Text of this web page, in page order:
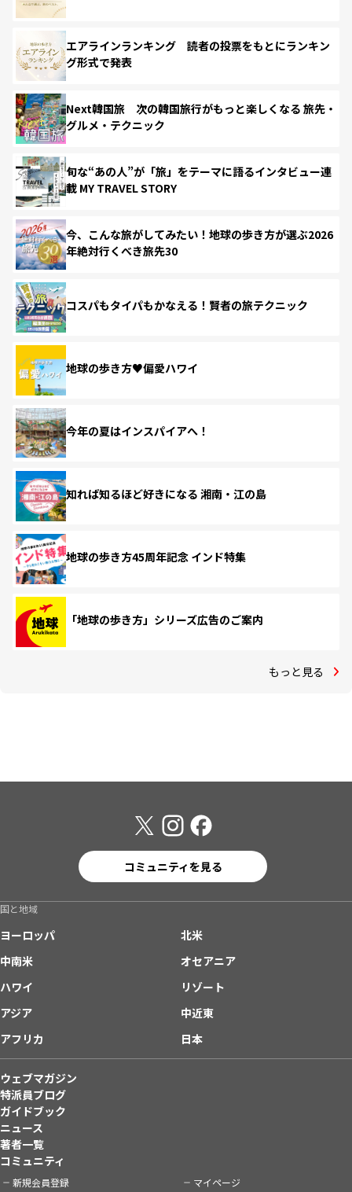
エアラインランキング 読者の投票をもとにランキン
グ形式で発表
Next韓国旅 次の韓国旅行がもっと楽しくなる 旅先・
グルメ・テクニック
旬な“あの人”が「旅」をテーマに語るインタビュー連
載 MY TRAVEL STORY
今、こんな旅がしてみたい！地球の歩き方が選ぶ2026
年絶対行くべき旅先30
コスパもタイパもかなえる！賢者の旅テクニック
地球の歩き方♥偏愛ハワイ
今年の夏はインスパイアへ！
知れば知るほど好きになる 湘南・江の島
地球の歩き方45周年記念 インド特集
「地球の歩き方」シリーズ広告のご案内
もっと見る
コミュニティを見る
国と地域
ヨーロッパ
北米
中南米
オセアニア
ハワイ
リゾート
アジア
中近東
アフリカ
日本
ウェブマガジン
特派員ブログ
ガイドブック
ニュース
著者一覧
コミュニティ
新規会員登録 マイページ